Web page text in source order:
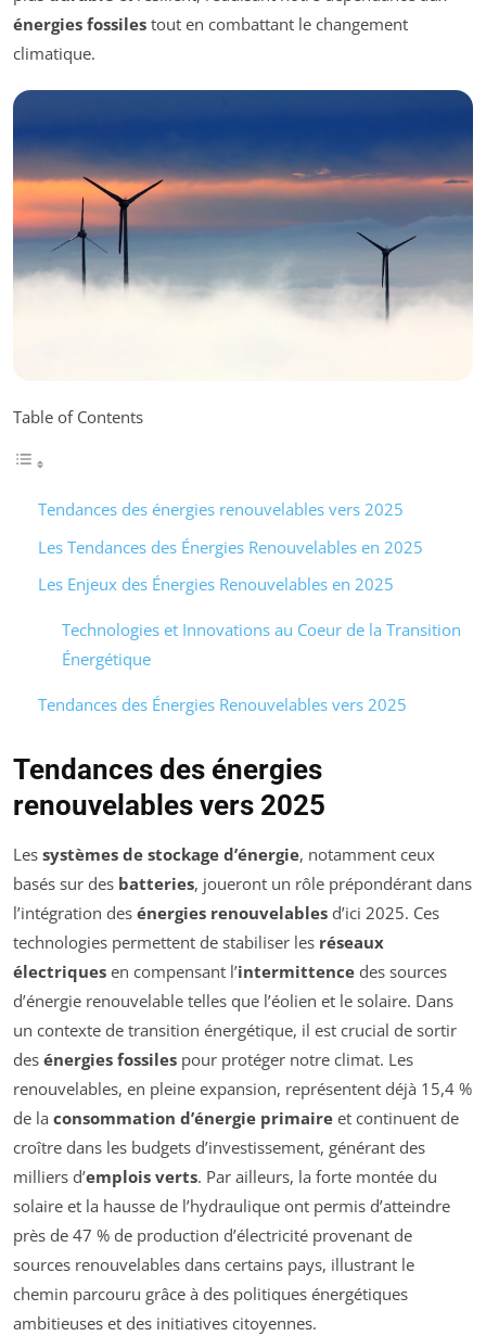
énergies fossiles tout en combattant le changement
climatique.
Table of Contents
Tendances des énergies renouvelables vers 2025
Les Tendances des Énergies Renouvelables en 2025
Les Enjeux des Énergies Renouvelables en 2025
Technologies et Innovations au Coeur de la Transition
Énergétique
Tendances des Énergies Renouvelables vers 2025
Tendances des énergies
renouvelables vers 2025
Les systèmes de stockage d’énergie, notamment ceux
basés sur des batteries, joueront un rôle prépondérant dans
l’intégration des énergies renouvelables d’ici 2025. Ces
technologies permettent de stabiliser les réseaux
électriques en compensant l’intermittence des sources
d’énergie renouvelable telles que l’éolien et le solaire. Dans
un contexte de transition énergétique, il est crucial de sortir
des énergies fossiles pour protéger notre climat. Les
renouvelables, en pleine expansion, représentent déjà 15,4 %
de la consommation d’énergie primaire et continuent de
croître dans les budgets d’investissement, générant des
milliers d’emplois verts. Par ailleurs, la forte montée du
solaire et la hausse de l’hydraulique ont permis d’atteindre
près de 47 % de production d’électricité provenant de
sources renouvelables dans certains pays, illustrant le
chemin parcouru grâce à des politiques énergétiques
ambitieuses et des initiatives citoyennes.